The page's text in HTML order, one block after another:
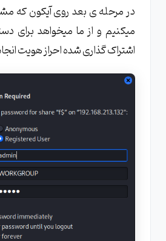
در مرحله ی بعد روی آیکون که
میکنیم و از ما میخواهد برای
اشتراک گذاری شده احراز هویت